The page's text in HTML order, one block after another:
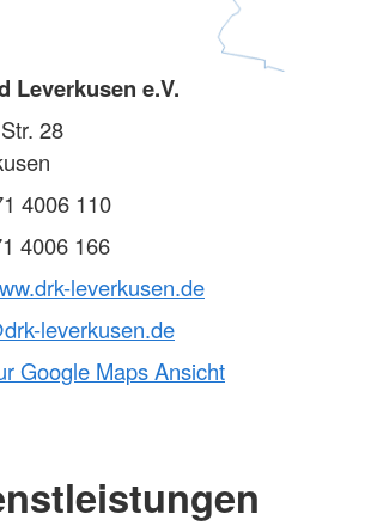
Leverkusen e.V.
28
4006 110
4006 166
leverkusen.de
leverkusen.de
Google Maps Ansicht